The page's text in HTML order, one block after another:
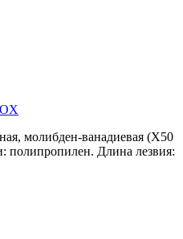
молибден-ванадиевая (X50
полипропилен. Длина лезвия: